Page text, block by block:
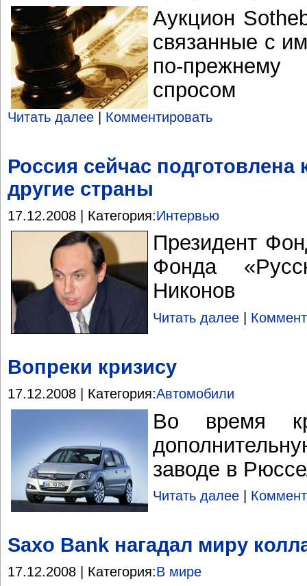
Аукцион
связанные с
по-прежнему
спросом
Читать далее | Комментировать
Россия сейчас подготовлена
другие страны
17.12.2008 | Категория:Интервью
Президент
Фонда
Никонов
Читать далее
Вопреки кризису
17.12.2008 | Категория:Автомобили
Во время
заводе в
Читать далее
Saxo Bank нагадал миру
17.12.2008 | Категория:В мире